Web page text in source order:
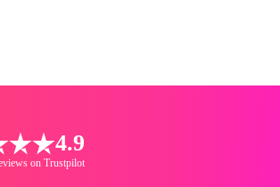
4.9
on Trustpilot